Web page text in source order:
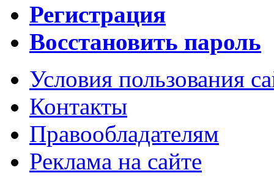
Регистрация
Восстановить пароль
Условия пользования
Контакты
Правообладателям
Реклама на сайте